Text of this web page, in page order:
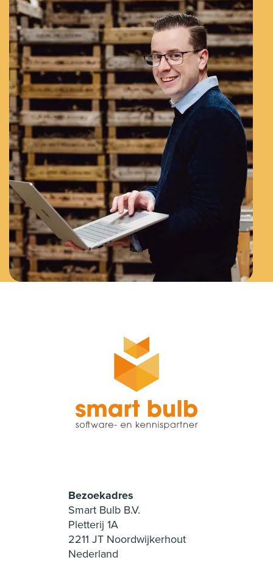
Bezoekadres
Smart Bulb B.V.
Pletterij 1A
2211 JT Noordwijkerhout
Nederland